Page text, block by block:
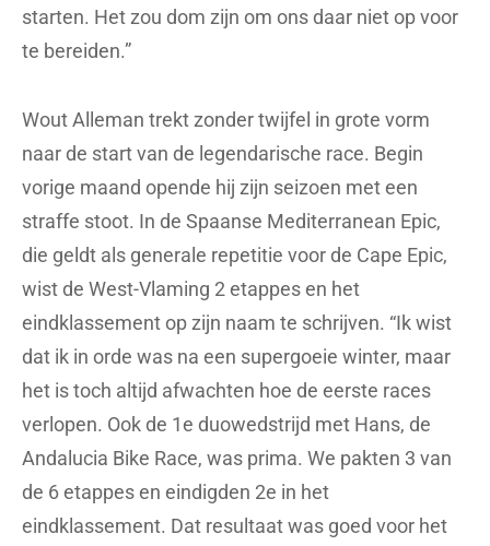
starten. Het zou dom zijn om ons daar niet op voor
te bereiden.”
Wout Alleman trekt zonder twijfel in grote vorm
naar de start van de legendarische race. Begin
vorige maand opende hij zijn seizoen met een
straffe stoot. In de Spaanse Mediterranean Epic,
die geldt als generale repetitie voor de Cape Epic,
wist de West-Vlaming 2 etappes en het
eindklassement op zijn naam te schrijven. “Ik wist
dat ik in orde was na een supergoeie winter, maar
het is toch altijd afwachten hoe de eerste races
verlopen. Ook de 1e duowedstrijd met Hans, de
Andalucia Bike Race, was prima. We pakten 3 van
de 6 etappes en eindigden 2e in het
eindklassement. Dat resultaat was goed voor het